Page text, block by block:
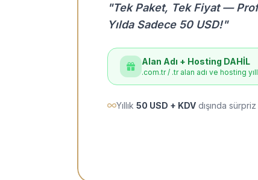
"Tek Paket, Tek Fiyat —
Yılda Sadece 50 USD!"
Alan Adı + Hosting DAHİL
.com.tr / .tr alan adı ve hosting
Yıllık 50 USD + KDV dışında